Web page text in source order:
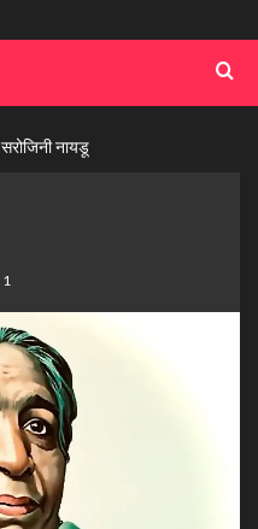
सरोजिनी नायडू
1